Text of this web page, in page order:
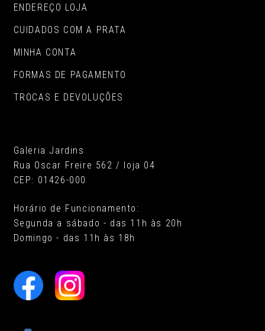
ENDEREÇO LOJA
CUIDADOS COM A PRATA
MINHA CONTA
FORMAS DE PAGAMENTO
TROCAS E DEVOLUÇÕES
Galeria Jardins
Rua Oscar Freire 562 / loja 04
CEP: 01426-000
Horário de Funcionamento:
Segunda a sábado - das 11h às 20h
Domingo - das 11h às 18h